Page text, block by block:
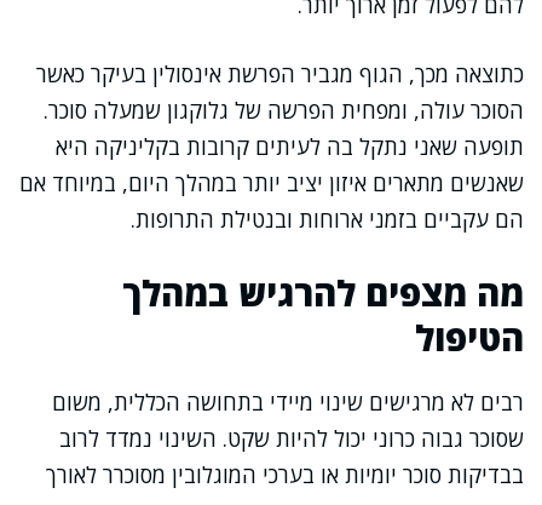
כתוצאה מכך, הגוף מגביר הפרשת אינסולין בעיקר כאשר
הסוכר עולה, ומפחית הפרשה של גלוקגון שמעלה סוכר.
תופעה שאני נתקל בה לעיתים קרובות בקליניקה היא
שאנשים מתארים איזון יציב יותר במהלך היום, במיוחד אם
הם עקביים בזמני ארוחות ובנטילת התרופות.
מה מצפים להרגיש במהלך
הטיפול
רבים לא מרגישים שינוי מיידי בתחושה הכללית, משום
שסוכר גבוה כרוני יכול להיות שקט. השינוי נמדד לרוב
בבדיקות סוכר יומיות או בערכי המוגלובין מסוכרר לאורך